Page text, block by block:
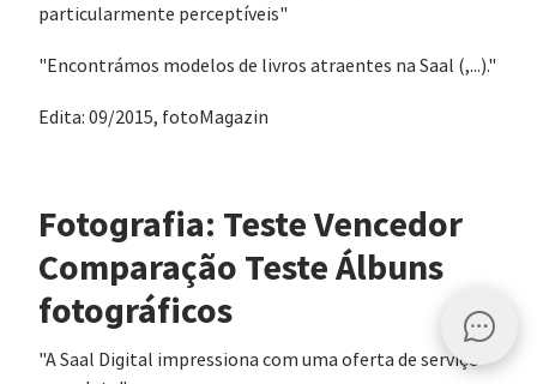
particularmente perceptíveis"
"Encontrámos modelos de livros atraentes na Saal (,...)."
Edita: 09/2015, fotoMagazin
Fotografia: Teste Vencedor
Comparação Teste Álbuns
fotográficos
"A Saal Digital impressiona com uma oferta de serviço